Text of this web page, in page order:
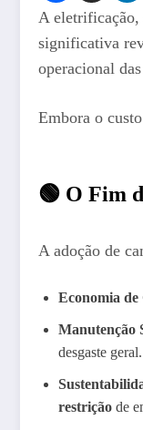
A eletrificação,
significativa
operacional
Embora o
🟢 O Fim
A adoção de
Economia de
Manutenção
desgaste geral.
restrição de